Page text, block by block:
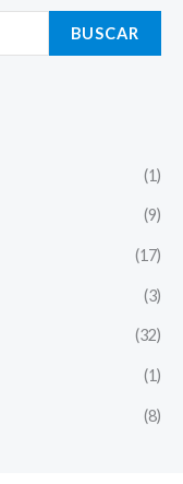
BUSCAR
(1)
(9)
(17)
(3)
(32)
(1)
(8)